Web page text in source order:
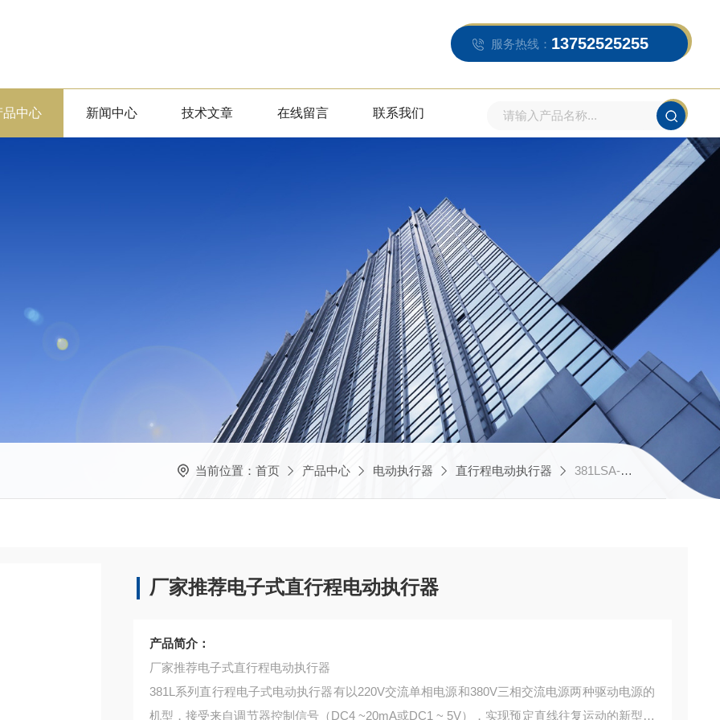
服务热线： 13752525255
品中心 新闻中心 技术文章 在线留言 联系我们
当前位置： 首页 产品中心 电动执行器 直行程电动执行器 381LSA-20 381LXA-20厂家推荐电子式直行程电动执行器
厂家推荐电子式直行程电动执行器
产品简介：
厂家推荐电子式直行程电动执行器
381L系列直行程电子式电动执行器有以220V交流单相电源和380V三相交流电源两种驱动电源的
机型，接受来自调节器控制信号（DC4 ~20mA或DC1 ~ 5V），实现预定直线往复运动的新型执